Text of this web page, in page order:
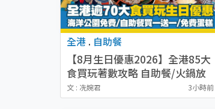
全港 . 自助餐
【8月生日優惠2026】全港85大
食買玩著數攻略 自助餐/火鍋放
題同行免費＋誠品/DONKI送現
金券
文 : 冼婉君 3小時前